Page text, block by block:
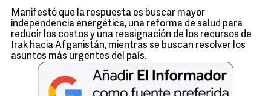
Manifestó que la respuesta es buscar mayor
independencia energética, una reforma de salud para
reducir los costos y una reasignación de los recursos de
Irak hacia Afganistán, mientras se buscan resolver los
asuntos más urgentes del país.